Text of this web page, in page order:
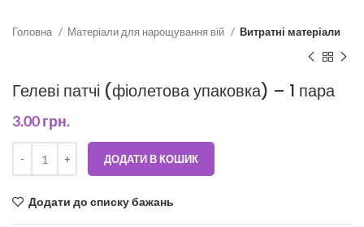
Головна Матеріали для нарощування вій Витратні матеріали
Гелеві патчі (фіолетова упаковка) – 1 пара
3.00грн.
ДОДАТИ В КОШИК
Додати до списку бажань